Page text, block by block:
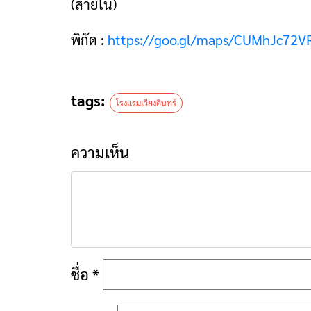
(สายใน)
พิกัด : https://goo.gl/maps/
tags: โรงแรมเวียงอินทร์
ความเห็น
ชื่อ *